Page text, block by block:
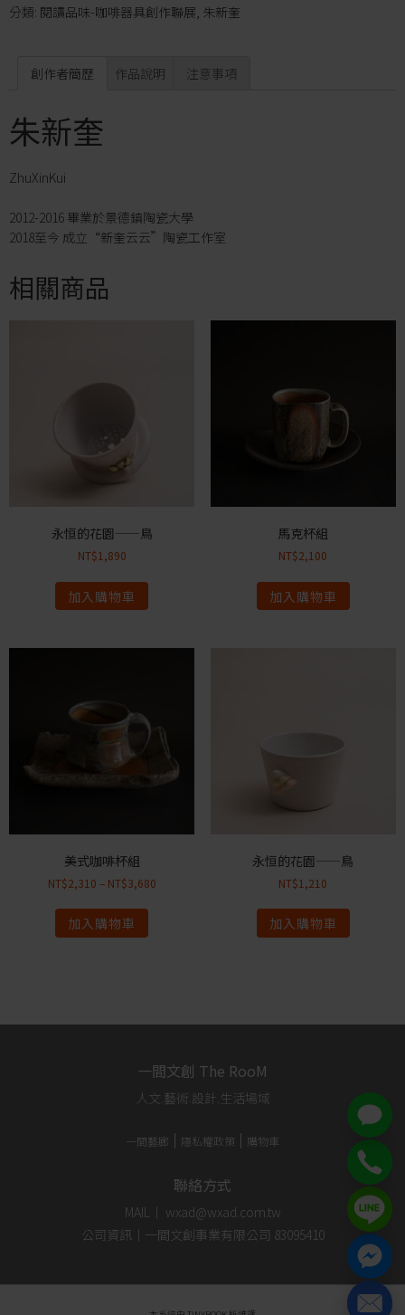
分類: 閱讀品味-咖啡器具創作聯展, 朱新奎
創作者簡歷 作品說明 注意事項
朱新奎
ZhuXinKui
2012-2016 畢業於景德鎮陶瓷大學
2018至今 成立“新奎云云”陶瓷工作室
相關商品
永恒的花園——鳥
NT$1,890
加入購物車
馬克杯組
NT$2,100
加入購物車
美式咖啡杯組
NT$2,310 – NT$3,680
加入購物車
永恒的花園——鳥
NT$1,210
加入購物車
一間文創 The RooM
人文.藝術.設計.生活場域
一間藝廊 隱私權政策 購物車
聯絡方式
MAIL｜ wxad@wxad.com.tw
公司資訊｜一間文創事業有限公司 83095410